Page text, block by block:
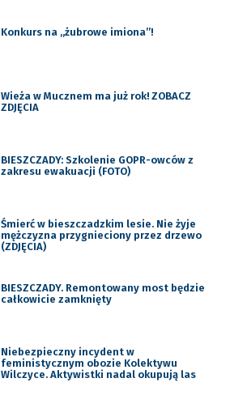
Konkurs na „żubrowe imiona”!
Wieża w Mucznem ma już rok! ZOBACZ
ZDJĘCIA
BIESZCZADY: Szkolenie GOPR-owców z
zakresu ewakuacji (FOTO)
Śmierć w bieszczadzkim lesie. Nie żyje
mężczyzna przygnieciony przez drzewo
(ZDJĘCIA)
BIESZCZADY. Remontowany most będzie
całkowicie zamknięty
Niebezpieczny incydent w
feministycznym obozie Kolektywu
Wilczyce. Aktywistki nadal okupują las